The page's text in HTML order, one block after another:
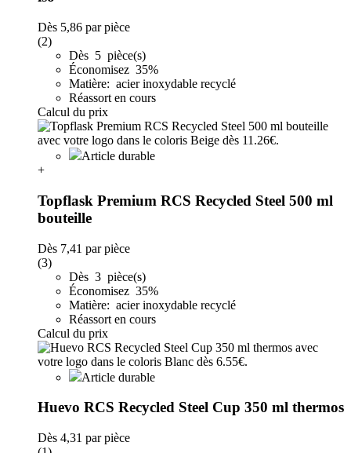
Dès 5,86 par pièce
(2)
Dès 5 pièce(s)
Économisez 35%
Matière: acier inoxydable recyclé
Réassort en cours
Calcul du prix
Article durable
+
Topflask Premium RCS Recycled Steel 500 ml
bouteille
Dès 7,41 par pièce
(3)
Dès 3 pièce(s)
Économisez 35%
Matière: acier inoxydable recyclé
Réassort en cours
Calcul du prix
Article durable
Huevo RCS Recycled Steel Cup 350 ml thermos
Dès 4,31 par pièce